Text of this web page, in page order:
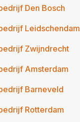
Den Bosch
Leidschendam
Zwijndrecht
Amsterdam
Barneveld
Rotterdam